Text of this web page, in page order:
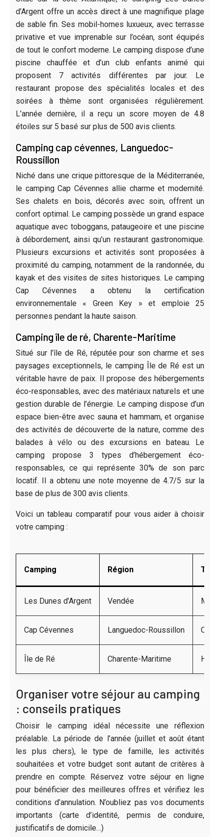
d’Argent offre un accès direct à une magnifique plage
de sable fin. Ses mobil-homes luxueux, avec terrasse
privative et vue imprenable sur l’océan, sont équipés
de tout le confort moderne. Le camping dispose d’une
piscine chauffée et d’un club enfants animé qui
proposent 7 activités différentes par jour. Le
restaurant propose des spécialités locales et des
soirées à thème sont organisées régulièrement.
L’année dernière, il a reçu un score moyen de 4.8
étoiles sur 5 basé sur plus de 500 avis clients.
Camping cap cévennes, Languedoc-
Roussillon
Niché dans une crique pittoresque de la Méditerranée,
le camping Cap Cévennes allie charme et modernité.
Ses chalets en bois, décorés avec soin, offrent un
confort optimal. Le camping possède un grand espace
aquatique avec toboggans, pataugeoire et une piscine
à débordement, ainsi qu’un restaurant gastronomique.
Plusieurs excursions et activités sont proposées à
proximité du camping, notamment de la randonnée, du
kayak et des visites de sites historiques. Le camping
Cap Cévennes a obtenu la certification
environnementale « Green Key » et emploie 25
personnes pendant la haute saison.
Camping île de ré, Charente-Maritime
Situé sur l’île de Ré, réputée pour son charme et ses
paysages exceptionnels, le camping Île de Ré est un
véritable havre de paix. Il propose des hébergements
éco-responsables, avec des matériaux naturels et une
gestion durable de l’énergie. Le camping dispose d’un
espace bien-être avec sauna et hammam, et organise
des activités de découverte de la nature, comme des
balades à vélo ou des excursions en bateau. Le
camping propose 3 types d’hébergement éco-
responsables, ce qui représente 30% de son parc
locatif. Il a obtenu une note moyenne de 4.7/5 sur la
base de plus de 300 avis clients.
Voici un tableau comparatif pour vous aider à choisir
votre camping :
Camping Région
Les Dunes d’Argent Vendée
Cap Cévennes Languedoc-Roussillon
Île de Ré Charente-Maritime
Organiser votre séjour au camping
: conseils pratiques
Choisir le camping idéal nécessite une réflexion
préalable. La période de l’année (juillet et août étant
les plus chers), le type de famille, les activités
souhaitées et votre budget sont autant de critères à
prendre en compte. Réservez votre séjour en ligne
pour bénéficier des meilleures offres et vérifiez les
conditions d’annulation. N’oubliez pas vos documents
importants (carte d’identité, permis de conduire,
justificatifs de domicile…)